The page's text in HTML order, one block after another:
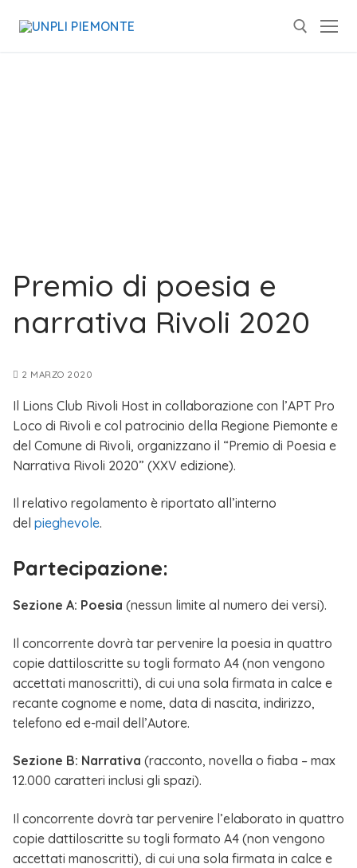
Premio di poesia e
narrativa Rivoli 2020
2 MARZO 2020
Il Lions Club Rivoli Host in collaborazione con l’APT Pro
Loco di Rivoli e col patrocinio della Regione Piemonte e
del Comune di Rivoli, organizzano il “Premio di Poesia e
Narrativa Rivoli 2020” (XXV edizione).
Il relativo regolamento è riportato all’interno
del pieghevole.
Partecipazione:
Sezione A: Poesia (nessun limite al numero dei versi).
Il concorrente dovrà tar pervenire la poesia in quattro
copie dattiloscritte su togli formato A4 (non vengono
accettati manoscritti), di cui una sola firmata in calce e
recante cognome e nome, data di nascita, indirizzo,
telefono ed e-mail dell’Autore.
Sezione B: Narrativa (racconto, novella o fiaba – max
12.000 caratteri inclusi gli spazi).
Il concorrente dovrà tar pervenire l’elaborato in quattro
copie dattiloscritte su togli formato A4 (non vengono
accettati manoscritti), di cui una sola firmata in calce e